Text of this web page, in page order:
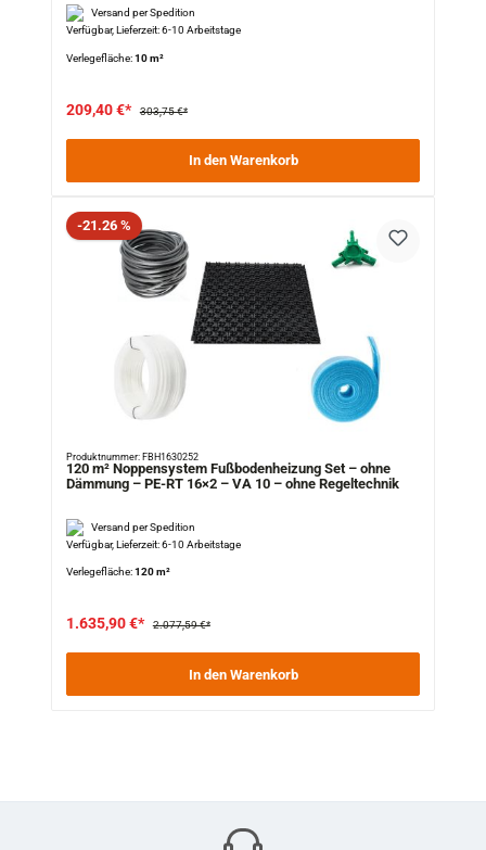
Versand per Spedition
Verfügbar, Lieferzeit: 6-10 Arbeitstage
Verlegefläche:10 m²
209,40 €* 303,75 €*
In den Warenkorb
Rabatt
-21.26 %
Produktnummer: FBH1630252
120 m² Noppensystem Fußbodenheizung Set – ohne
Dämmung – PE-RT 16×2 – VA 10 – ohne Regeltechnik
Versand per Spedition
Verfügbar, Lieferzeit: 6-10 Arbeitstage
Verlegefläche:120 m²
1.635,90 €* 2.077,59 €*
In den Warenkorb